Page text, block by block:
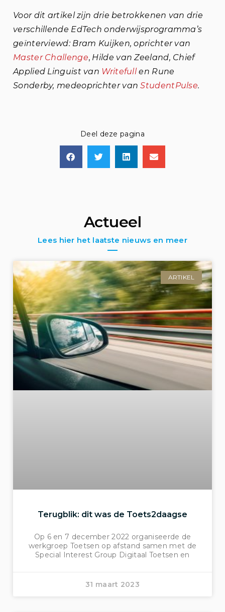
Voor dit artikel zijn drie betrokkenen van drie
verschillende EdTech onderwijsprogramma’s
geïnterviewd: Bram Kuijken, oprichter van
Master Challenge, Hilde van Zeeland, Chief
Applied Linguist van Writefullen Rune
Sonderby, medeoprichter vanStudentPulse.
Deel deze pagina
Actueel
Lees hier het laatste nieuws en meer
ARTIKEL
Terugblik: dit was de Toets2daagse
Op 6 en 7 december 2022 organiseerde de
werkgroep Toetsen op afstand samen met de
Special Interest Group Digitaal Toetsen en
31 maart 2023